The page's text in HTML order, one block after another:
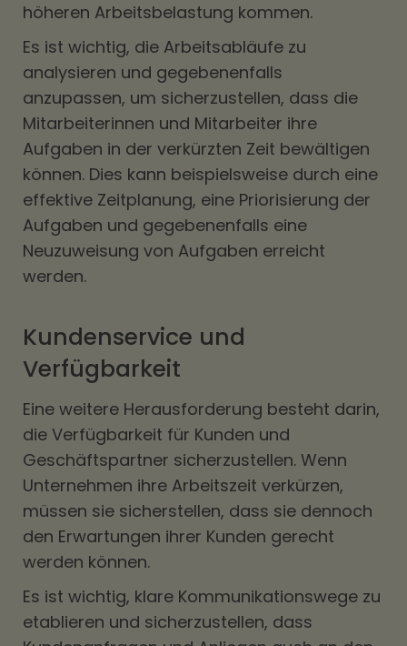
höheren Arbeitsbelastung kommen.
Es ist wichtig, die Arbeitsabläufe zu
analysieren und gegebenenfalls
anzupassen, um sicherzustellen, dass die
Mitarbeiterinnen und Mitarbeiter ihre
Aufgaben in der verkürzten Zeit bewältigen
können. Dies kann beispielsweise durch eine
effektive Zeitplanung, eine Priorisierung der
Aufgaben und gegebenenfalls eine
Neuzuweisung von Aufgaben erreicht
werden.
Kundenservice und
Verfügbarkeit
Eine weitere Herausforderung besteht darin,
die Verfügbarkeit für Kunden und
Geschäftspartner sicherzustellen. Wenn
Unternehmen ihre Arbeitszeit verkürzen,
müssen sie sicherstellen, dass sie dennoch
den Erwartungen ihrer Kunden gerecht
werden können.
Es ist wichtig, klare Kommunikationswege zu
etablieren und sicherzustellen, dass